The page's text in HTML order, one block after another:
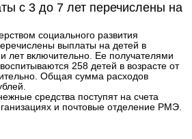
с 3 до 7 лет перечислены на
социального развития
выплаты на детей в
лет включительно. Ее получателями
258 детей в возрасте от
Общая сумма расходов
средства поступят на счета
и почтовые отделение РМЭ.